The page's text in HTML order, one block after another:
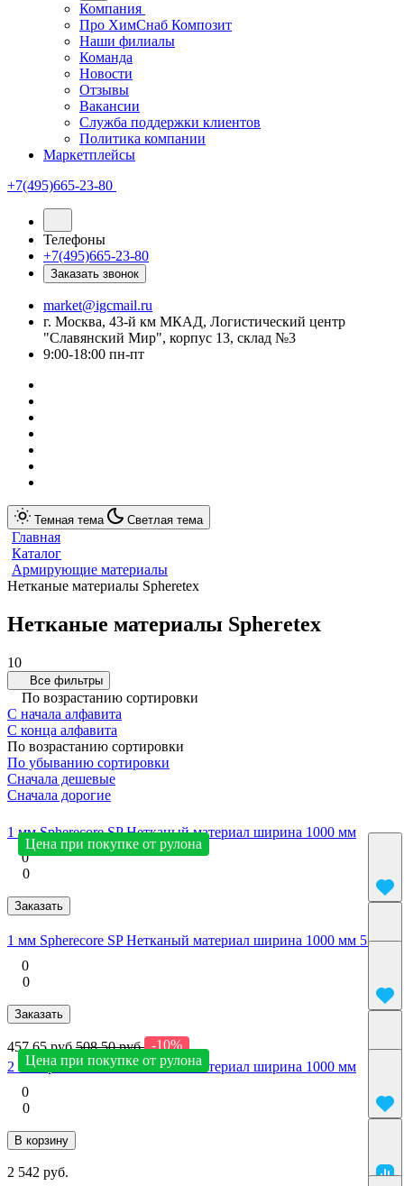
Компания
Про ХимСнаб Композит
Наши филиалы
Команда
Новости
Отзывы
Вакансии
Служба поддержки клиентов
Политика компании
Маркетплейсы
+7(495)665-23-80
Телефоны
+7(495)665-23-80
Заказать звонок
market@igcmail.ru
г. Москва, 43-й км МКАД, Логистический центр
"Славянский Мир", корпус 13, склад №3
9:00-18:00 пн-пт
Темная тема Светлая тема
Главная
Каталог
Армирующие материалы
Нетканые материалы Spheretex
Нетканые материалы Spheretex
10
Все фильтры
По возрастанию сортировки
С начала алфавита
С конца алфавита
По возрастанию сортировки
По убыванию сортировки
Сначала дешевые
Сначала дорогие
Цена при покупке от рулона
1 мм Spherecore SP Нетканый материал ширина 1000 мм
0
0
Заказать
1 мм Spherecore SP Нетканый материал ширина 1000 мм 5 м2
0
0
Заказать
Цена при покупке от рулона
457.65 руб.508.50 руб. -10%
2 мм Spherecore SP Нетканый материал ширина 1000 мм
0
0
В корзину
2 542 руб.